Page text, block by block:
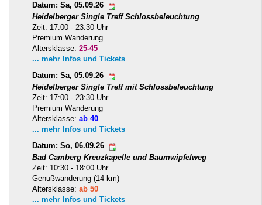
Datum: Sa, 05.09.26
Heidelberger Single Treff Schlossbeleuchtung
Zeit: 17:00 - 23:30 Uhr
Premium Wanderung
Altersklasse: 25-45
... mehr Infos und Tickets
Datum: Sa, 05.09.26
Heidelberger Single Treff mit Schlossbeleuchtung
Zeit: 17:00 - 23:30 Uhr
Premium Wanderung
Altersklasse: ab 40
... mehr Infos und Tickets
Datum: So, 06.09.26
Bad Camberg Kreuzkapelle und Baumwipfelweg
Zeit: 10:30 - 18:00 Uhr
Genußwanderung (14 km)
Altersklasse: ab 50
... mehr Infos und Tickets